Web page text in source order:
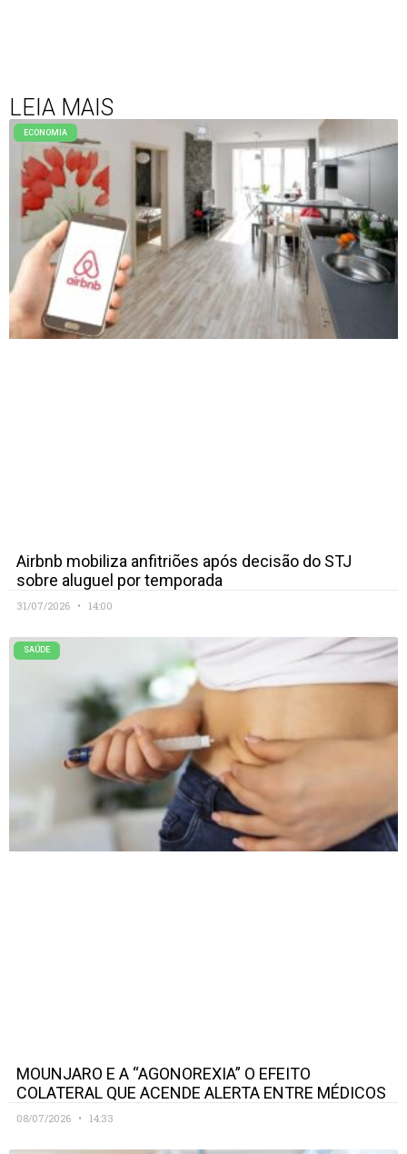
LEIA MAIS
ECONOMIA
Airbnb mobiliza anfitriões após decisão do STJ
sobre aluguel por temporada
31/07/2026 14:00
SAÚDE
MOUNJARO E A “AGONOREXIA” O EFEITO
COLATERAL QUE ACENDE ALERTA ENTRE MÉDICOS
08/07/2026 14:33